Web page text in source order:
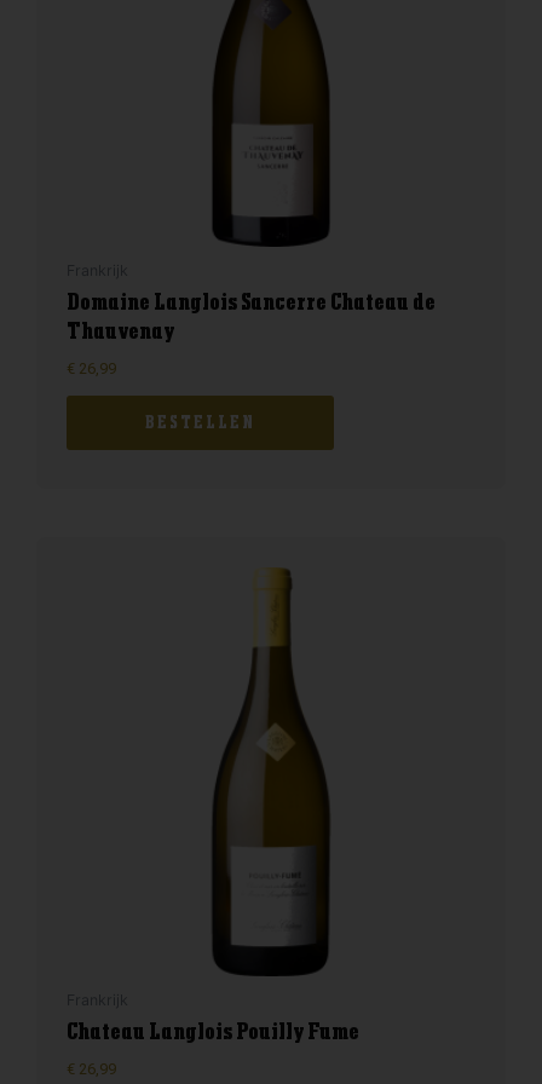
Domaine Langlois Sancerre Chateau de
Thauvenay
€ 26,99
BESTELLEN
Chateau Langlois Pouilly Fume
€ 26,99